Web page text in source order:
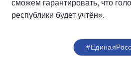
сможем гарантировать, что
республики будет учтён».